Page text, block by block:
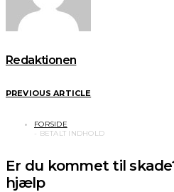
Redaktionen
PREVIOUS ARTICLE
FORSIDE
Er du kommet til
hjælp